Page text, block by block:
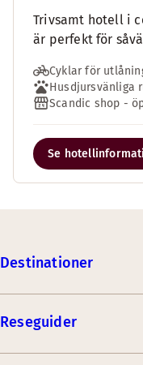
Trivsamt hotell i
är perfekt för
Cyklar för
Husdjursvänliga
Scandic shop -
Se
Destinationer
Reseguider